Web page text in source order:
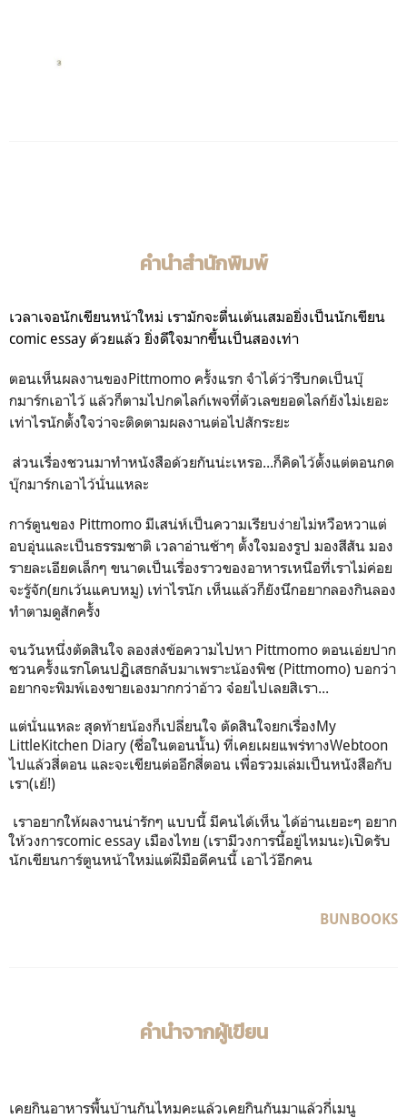
คำนำสำนักพิมพ์
เวลาเจอนักเขียนหน้าใหม่ เรามักจะตื่นเต้นเสมอยิ่งเป็นนักเขียน
comic essay ด้วยแล้ว ยิ่งดีใจมากขึ้นเป็นสองเท่า
ตอนเห็นผลงานของPittmomo ครั้งแรก จำได้ว่ารีบกดเป็นบุ๊
กมาร์กเอาไว้ แล้วก็ตามไปกดไลก์เพจที่ตัวเลขยอดไลก์ยังไม่เยอะ
เท่าไรนักตั้งใจว่าจะติดตามผลงานต่อไปสักระยะ
ส่วนเรื่องชวนมาทำหนังสือด้วยกันน่ะเหรอ...ก็คิดไว้ตั้งแต่ตอนกด
บุ๊กมาร์กเอาไว้นั่นแหละ
การ์ตูนของ Pittmomo มีเสน่ห์เป็นความเรียบง่ายไม่หวือหวาแต่
อบอุ่นและเป็นธรรมชาติ เวลาอ่านช้าๆ ตั้งใจมองรูป มองสีสัน มอง
รายละเอียดเล็กๆ ขนาดเป็นเรื่องราวของอาหารเหนือที่เราไม่ค่อย
จะรู้จัก(ยกเว้นแคบหมู) เท่าไรนัก เห็นแล้วก็ยังนึกอยากลองกินลอง
ทำตามดูสักครั้ง
จนวันหนึ่งตัดสินใจ ลองส่งข้อความไปหา Pittmomo ตอนเอ่ยปาก
ชวนครั้งแรกโดนปฏิเสธกลับมาเพราะน้องพิช (Pittmomo) บอกว่า
อยากจะพิมพ์เองขายเองมากกว่าอ้าว จ๋อยไปเลยสิเรา...
แต่นั่นแหละ สุดท้ายน้องก็เปลี่ยนใจ ตัดสินใจยกเรื่องMy
LittleKitchen Diary (ชื่อในตอนนั้น) ที่เคยเผยแพร่ทางWebtoon
ไปแล้วสี่ตอน และจะเขียนต่ออีกสี่ตอน เพื่อรวมเล่มเป็นหนังสือกับ
เรา(เย้!)
เราอยากให้ผลงานน่ารักๆ แบบนี้ มีคนได้เห็น ได้อ่านเยอะๆ อยาก
ให้วงการcomic essay เมืองไทย (เรามีวงการนี้อยู่ไหมนะ)เปิดรับ
นักเขียนการ์ตูนหน้าใหม่แต่ฝีมือดีคนนี้ เอาไว้อีกคน
BUNBOOKS
คำนำจากผู้เขียน
เคยกินอาหารพื้นบ้านกันไหมคะแล้วเคยกินกันมาแล้วกี่เมนู